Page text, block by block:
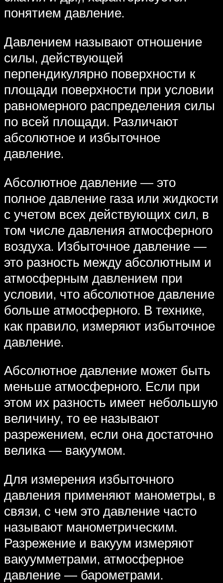
понятием давление.
Давлением называют отношение
силы, действующей
перпендикулярно поверхности к
площади поверхности при условии
равномерного распределения силы
по всей площади. Различают
абсолютное и избыточное
давление.
Абсолютное давление — это
полное давление газа или жидкости
с учетом всех действующих сил, в
том числе давления атмосферного
воздуха. Избыточное давление —
это разность между абсолютным и
атмосферным давлением при
условии, что абсолютное давление
больше атмосферного. В технике,
как правило, измеряют избыточное
давление.
Абсолютное давление может быть
меньше атмосферного. Если при
этом их разность имеет небольшую
величину, то ее называют
разрежением, если она достаточно
велика — вакуумом.
Для измерения избыточного
давления применяют манометры, в
связи, с чем это давление часто
называют манометрическим.
Разрежение и вакуум измеряют
вакуумметрами, атмосферное
давление — барометрами.